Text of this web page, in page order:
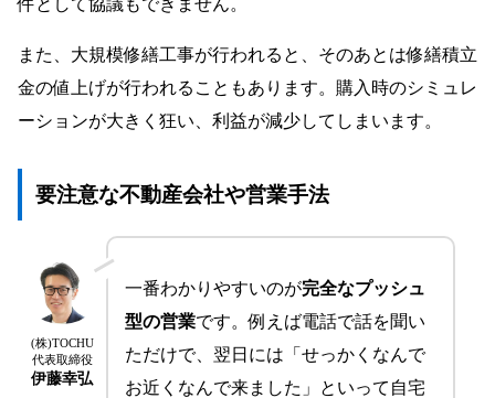
件として協議もできません。
また、大規模修繕工事が行われると、そのあとは修繕積立
金の値上げが行われることもあります。購入時のシミュレ
ーションが大きく狂い、利益が減少してしまいます。
要注意な不動産会社や営業手法
(株)TOCHU
代表取締役
伊藤幸弘
一番わかりやすいのが完全なプッシュ
型の営業です。例えば電話で話を聞い
ただけで、翌日には「せっかくなんで
お近くなんで来ました」といって自宅